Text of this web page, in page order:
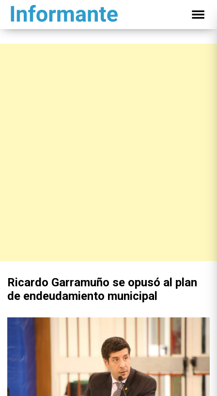
Ricardo Garramuño se opusó al plan
de endeudamiento municipal